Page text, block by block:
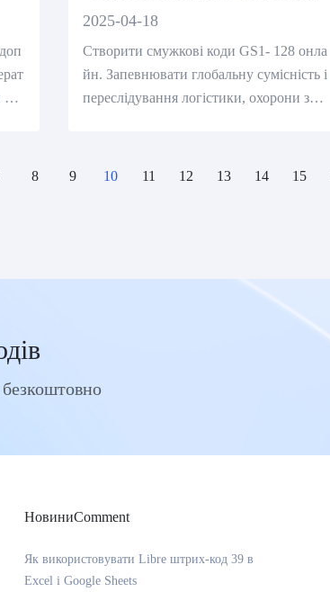
коди GS1- 128 онлайн
2025-04-18
Створити смужкові коди GS1- 128 онла
йн. Запевнювати глобальну сумісність і
переслідування логістики, охорони здо
8 9 10 11 12 13 14 15
НовиниComment
Як використовувати Libre штрих-код 39 в
Excel і Google Sheets